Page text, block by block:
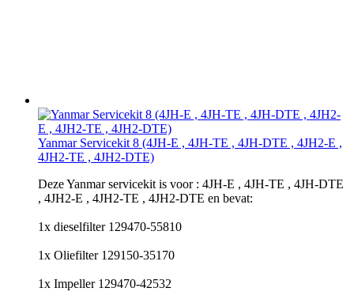
Yanmar Servicekit 8 (4JH-E , 4JH-TE , 4JH-DTE , 4JH2-E ,
4JH2-TE , 4JH2-DTE)
Deze Yanmar servicekit is voor : 4JH-E , 4JH-TE , 4JH-DTE
, 4JH2-E , 4JH2-TE , 4JH2-DTE en bevat:
1x dieselfilter 129470-55810
1x Oliefilter 129150-35170
1x Impeller 129470-42532